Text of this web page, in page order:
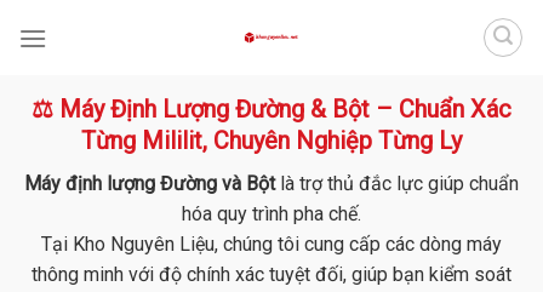
⚖️ Máy Định Lượng Đường & Bột – Chuẩn Xác
Từng Mililit, Chuyên Nghiệp Từng Ly
Máy định lượng Đường và Bộtlà trợ thủ đắc lực giúp chuẩn
hóa quy trình pha chế.
Tại Kho Nguyên Liệu, chúng tôi cung cấp các dòng máy
thông minh với độ chính xác tuyệt đối, giúp bạn kiểm soát